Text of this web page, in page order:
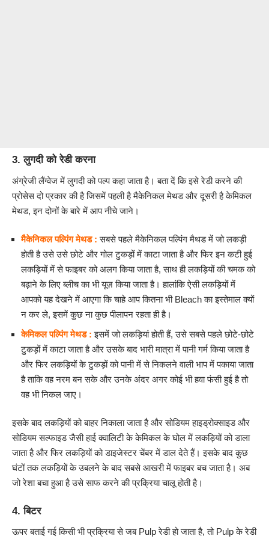
3. लुगदी को रेडी करना
अंग्रेजी लैंग्वेज में लुगदी को पल्प कहा जाता है। बता दें कि इसे रेडी करने की
प्रोसेस दो प्रकार की है जिसमें पहली है मैकेनिकल मेथड और दूसरी है केमिकल
मेथड, इन दोनों के बारे में आप नीचे जाने।
मैकेनिकल पल्पिंग मेथड : सबसे पहले मैकेनिकल पल्पिंग मैथड में जो लकड़ी
होती है उसे उसे छोटे और गोल टुकड़ों में काटा जाता है और फिर इन कटी हुई
लकड़ियों में से फाइबर को अलग किया जाता है, साथ ही लकड़ियों की चमक को
बढ़ाने के लिए ब्लीच का भी यूज़ किया जाता है। हालांकि ऐसी लकड़ियों में
आपको यह देखने में आएगा कि चाहे आप कितना भी Bleach का इस्तेमाल क्यों
न कर ले, इसमें कुछ ना कुछ पीलापन रहता ही है।
केमिकल पल्पिंग मेथड : इसमें जो लकड़ियां होती हैं, उसे सबसे पहले छोटे-छोटे
टुकड़ों में काटा जाता है और उसके बाद भारी मात्रा में पानी गर्म किया जाता है
और फिर लकड़ियों के टुकड़ों को पानी में से निकलने वाली भाप में पकाया जाता
है ताकि वह नरम बन सके और उनके अंदर अगर कोई भी हवा फंसी हुई है तो
वह भी निकल जाए।
इसके बाद लकड़ियों को बाहर निकाला जाता है और सोडियम हाइड्रोक्साइड और
सोडियम सल्फाइड जैसी हाई क्वालिटी के केमिकल के घोल में लकड़ियों को डाला
जाता है और फिर लकड़ियों को डाइजेस्टर चेंबर में डाल देते हैं। इसके बाद कुछ
घंटों तक लकड़ियों के उबलने के बाद सबसे आखरी में फाइबर बच जाता है। अब
जो रेशा बचा हुआ है उसे साफ करने की प्रक्रिया चालू होती है।
4. बिटर
ऊपर बताई गई किसी भी प्रक्रिया से जब Pulp रेडी हो जाता है, तो Pulp के रेडी